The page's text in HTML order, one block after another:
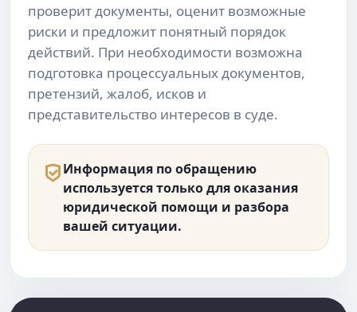
проверит документы, оценит возможные
риски и предложит понятный порядок
действий. При необходимости возможна
подготовка процессуальных документов,
претензий, жалоб, исков и
представительство интересов в суде.
Информация по обращению
используется только для оказания
юридической помощи и разбора
вашей ситуации.